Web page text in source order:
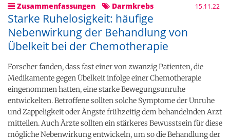
Zusammenfassungen Darmkrebs 15.11.22
Starke Ruhelosigkeit: häufige
Nebenwirkung der Behandlung von
Übelkeit bei der Chemotherapie
Forscher fanden, dass fast einer von zwanzig Patienten, die
Medikamente gegen Übelkeit infolge einer Chemotherapie
eingenommen hatten, eine starke Bewegungsunruhe
entwickelten. Betroffene sollten solche Symptome der Unruhe
und Zappeligkeit oder Ängste frühzeitig dem behandelnden Arzt
mitteilen. Auch Ärzte sollten ein stärkeres Bewusstsein für diese
mögliche Nebenwirkung entwickeln, um so die Behandlung der